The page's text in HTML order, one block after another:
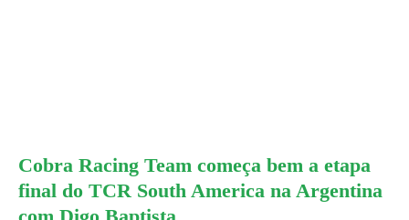
Cobra Racing Team começa bem a etapa
final do TCR South America na Argentina